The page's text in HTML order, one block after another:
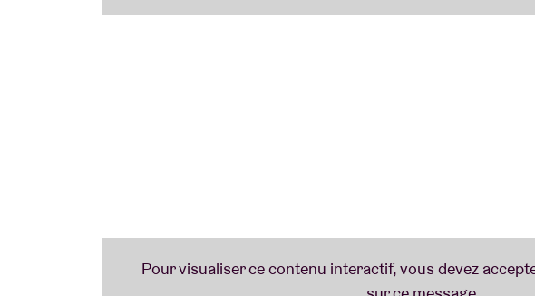
pouvons le confirmer sans réserve !